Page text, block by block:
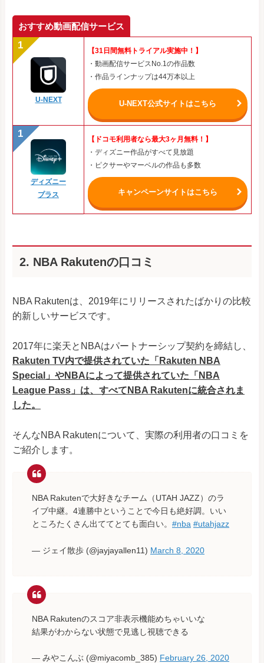
おすすめ動画配信サービス
U-NEXT
【31日間無料トライアル実施中！】
・動画配信サービスNo.1の作品数
・作品ラインナップは44万本以上
U-NEXT公式サイトはこちら
ディズニー
プラス
【ドコモ利用者なら最大3ヶ月無料！】
・ディズニー作品がすべて見放題
・ピクサーやマーベルの作品も多数
キャンペーンサイトはこちら
2. NBA Rakutenの口コミ
NBA Rakutenは、2019年にリリースされたばかりの比較
的新しいサービスです。
2017年に楽天とNBAはパートナーシップ契約を締結し、
Rakuten TV内で提供されていた「Rakuten NBA
Special」やNBAによって提供されていた「NBA
League Pass」は、すべてNBA Rakutenに統合されま
した。
そんなNBA Rakutenについて、実際の利用者の口コミを
ご紹介します。
NBA Rakutenで大好きなチーム（UTAH JAZZ）のラ
イブ中継。4連勝中ということで今日も絶好調。いい
ところたくさん出ててとても面白い。 #nba #utahjazz
— ジェイ散歩 (@jayjayallen11) March 8, 2020
NBA Rakutenのスコア非表示機能めちゃいいな
結果がわからない状態で見逃し視聴できる
— みやこんぶ (@miyacomb_385) February 26, 2020